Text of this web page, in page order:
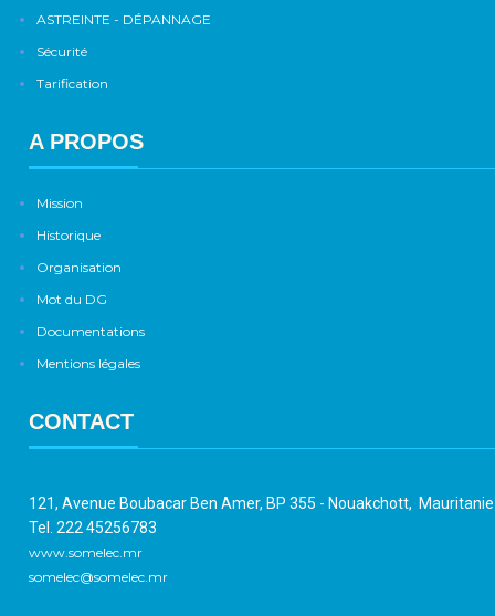
ASTREINTE - DÉPANNAGE
Sécurité
Tarification
A PROPOS
Mission
Historique
Organisation
Mot du DG
Documentations
Mentions légales
CONTACT
121, Avenue Boubacar Ben Amer, BP 355 - Nouakchott,
Tel. 222 45256783
www.somelec.mr
somelec@somelec.mr